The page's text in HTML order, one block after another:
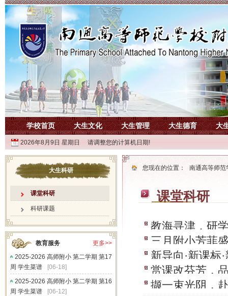
学校首页 大生文化 大生管理 大生德育 大
2026年8月9日 星期日 请调整您的计算机日期!
您现在的位置： 南通高等师范
课堂科研
教海寻津，研
文课堂教学优
三月附小芳菲
堂”教学能力…
新导向·新课
向的课堂教学
赏课改芬芳，
小学语文课堂
撷一束光阴，
大生科研
课堂科研
科研课题
更多>>
教育服务
2025-2026 高师附小 第二学期 第17
周 学生菜谱
[06-18]
2025-2026 高师附小 第二学期 第16
周 学生菜谱
[06-12]